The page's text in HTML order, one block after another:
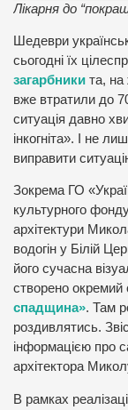
Лікарня до
Шедеври
сьогодні їх
загарбники та, на
вже втратили до
ситуація давно
інкогніта». І не
виправити
Зокрема ГО
культурного
архітектури
водогін у Білій
його сучасна
створено окремий
спадщина». Там
роздивлятись.
інформацією про
архітектора
В рамках